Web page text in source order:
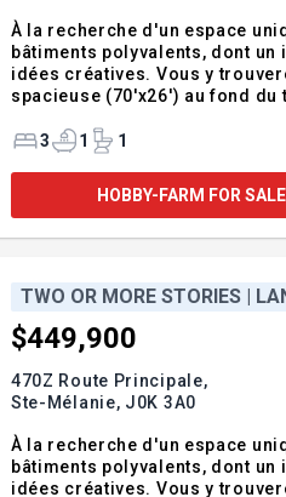
À la recherche d'un espace
bâtiments polyvalents, dont
idées créatives. Vous y
spacieuse (70'x26') au fond du
par l'eau municip
3 1 1
HOBBY-FARM FOR SALE
TWO OR MORE STORIES |
$449,900
470Z Route Principale,
Ste-Mélanie, J0K 3A0
À la recherche d'un espace
bâtiments polyvalents, dont
idées créatives. Vous y